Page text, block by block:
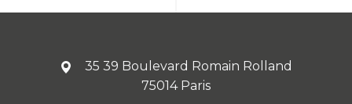
35 39 Boulevard Romain Rolland
75014 Paris